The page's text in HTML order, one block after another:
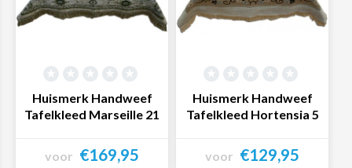
Huismerk Handweef
Tafelkleed Marseille 21
voor €169,95
Huismerk Handweef
Tafelkleed Hortensia 5
voor €129,95